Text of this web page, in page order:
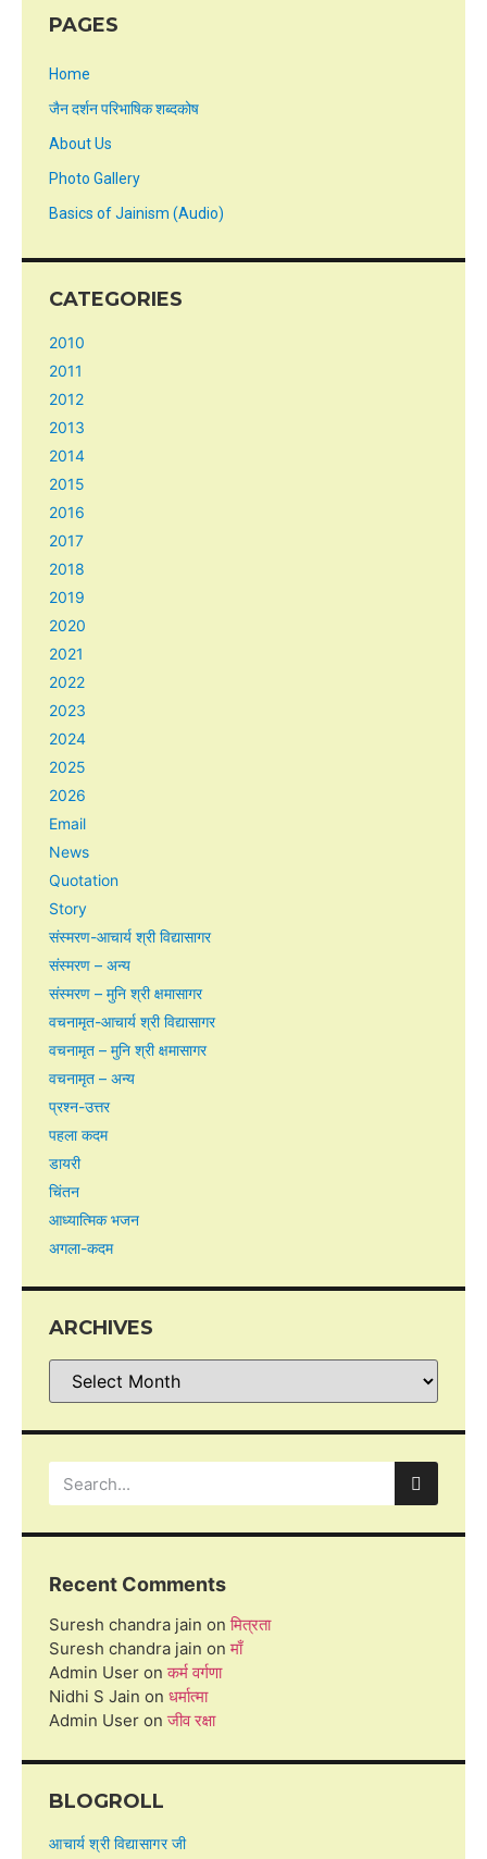
PAGES
Home
जैन दर्शन परिभाषिक शब्दकोष
About Us
Photo Gallery
Basics of Jainism (Audio)
CATEGORIES
2010
2011
2012
2013
2014
2015
2016
2017
2018
2019
2020
2021
2022
2023
2024
2025
2026
Email
News
Quotation
Story
संस्मरण-आचार्य श्री विद्यासागर
संस्मरण – अन्य
संस्मरण – मुनि श्री क्षमासागर
वचनामृत-आचार्य श्री विद्यासागर
वचनामृत – मुनि श्री क्षमासागर
वचनामृत – अन्य
प्रश्न-उत्तर
पहला कदम
डायरी
चिंतन
आध्यात्मिक भजन
अगला-कदम
ARCHIVES
Recent Comments
Suresh chandra jain onमित्रता
Suresh chandra jain onमाँ
Admin User onकर्म वर्गणा
Nidhi S Jain on धर्मात्मा
Admin User onजीव रक्षा
BLOGROLL
आचार्य श्री विद्यासागर जी